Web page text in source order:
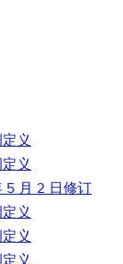
义
义
5 月 2 日修订
义
义
义